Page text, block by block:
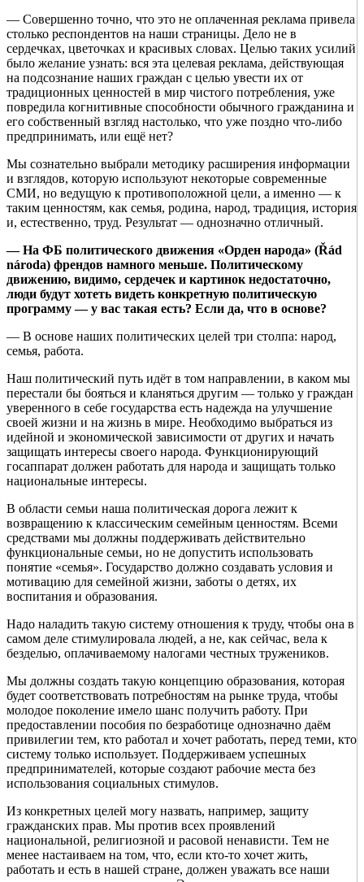
— Совершенно точно, что это не оплаченная реклама привела
столько респондентов на наши страницы. Дело не в
сердечках, цветочках и красивых словах. Целью таких усилий
было желание узнать: вся эта целевая реклама, действующая
на подсознание наших граждан с целью увести их от
традиционных ценностей в мир чистого потребления, уже
повредила когнитивные способности обычного гражданина и
его собственный взгляд настолько, что уже поздно что-либо
предпринимать, или ещё нет?
Мы сознательно выбрали методику расширения информации
и взглядов, которую используют некоторые современные
СМИ, но ведущую к противоположной цели, а именно — к
таким ценностям, как семья, родина, народ, традиция, история
и, естественно, труд. Результат — однозначно отличный.
— На ФБ политического движения «Орден народа» (Řád
národa) френдов намного меньше. Политическому
движению, видимо, сердечек и картинок недостаточно,
люди будут хотеть видеть конкретную политическую
программу — у вас такая есть? Если да, что в основе?
— В основе наших политических целей три столпа: народ,
семья, работа.
Наш политический путь идёт в том направлении, в каком мы
перестали бы бояться и кланяться другим — только у граждан
уверенного в себе государства есть надежда на улучшение
своей жизни и на жизнь в мире. Необходимо выбраться из
идейной и экономической зависимости от других и начать
защищать интересы своего народа. Функционирующий
госаппарат должен работать для народа и защищать только
национальные интересы.
В области семьи наша политическая дорога лежит к
возвращению к классическим семейным ценностям. Всеми
средствами мы должны поддерживать действительно
функциональные семьи, но не допустить использовать
понятие «семья». Государство должно создавать условия и
мотивацию для семейной жизни, заботы о детях, их
воспитания и образования.
Надо наладить такую систему отношения к труду, чтобы она в
самом деле стимулировала людей, а не, как сейчас, вела к
безделью, оплачиваемому налогами честных тружеников.
Мы должны создать такую концепцию образования, которая
будет соответствовать потребностям на рынке труда, чтобы
молодое поколение имело шанс получить работу. При
предоставлении пособия по безработице однозначно даём
привилегии тем, кто работал и хочет работать, перед теми, кто
систему только использует. Поддерживаем успешных
предпринимателей, которые создают рабочие места без
использования социальных стимулов.
Из конкретных целей могу назвать, например, защиту
гражданских прав. Мы против всех проявлений
национальной, религиозной и расовой ненависти. Тем не
менее настаиваем на том, что, если кто-то хочет жить,
работать и есть в нашей стране, должен уважать все наши